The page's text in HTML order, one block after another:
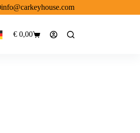
info@carkeyhouse.com
Winkelwagen
€0,00